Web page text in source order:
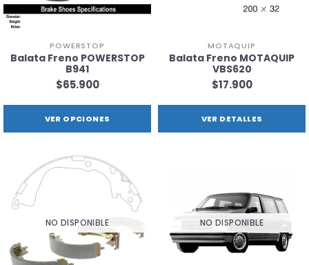
POWERSTOP
Balata Freno POWERSTOP
B941
$65.900
VER OPCIONES
MOTAQUIP
Balata Freno MOTAQUIP
VBS620
$17.900
VER DETALLES
NO DISPONIBLE NO DISPONIBLE